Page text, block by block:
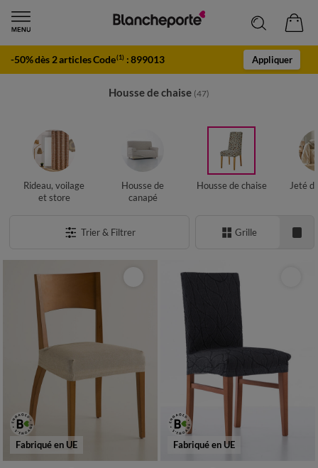
-50% dès 2 articles Code(1) :899013 Appliquer
Housse de chaise (47)
Rideau, voilage
et store
Housse de
canapé
Housse de chaise Jeté
Trier & Filtrer Grille
Fabriqué en UE Fabriqué en UE